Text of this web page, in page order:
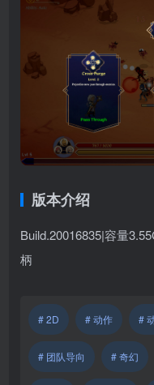
版本介绍
Build.20016835|容量
柄
# 2D # 动作 #
# 团队导向 # 奇幻